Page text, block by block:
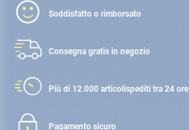
Soddisfatto o rimborsato
Consegna gratis in negozio
Più di 12.000 articolispediti tra 24 ore
Pagamento sicuro